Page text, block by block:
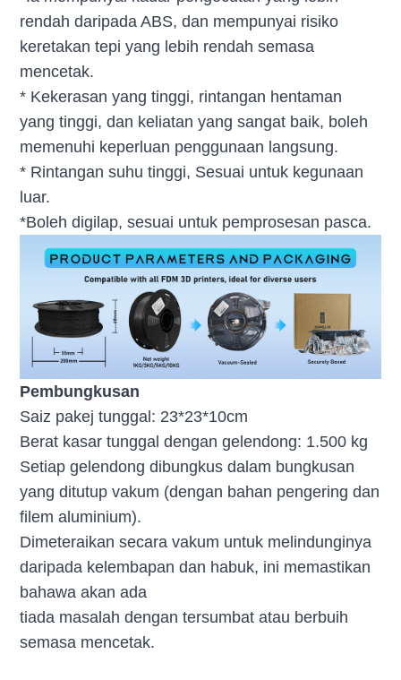
rendah daripada ABS, dan mempunyai risiko
keretakan tepi yang lebih rendah semasa
mencetak.
* Kekerasan yang tinggi, rintangan hentaman
yang tinggi, dan keliatan yang sangat baik, boleh
memenuhi keperluan penggunaan langsung.
* Rintangan suhu tinggi, Sesuai untuk kegunaan
luar.
*Boleh digilap, sesuai untuk pemprosesan pasca.
Pembungkusan
Saiz pakej tunggal: 23*23*10cm
Berat kasar tunggal dengan gelendong: 1.500 kg
Setiap gelendong dibungkus dalam bungkusan
yang ditutup vakum (dengan bahan pengering dan
filem aluminium).
Dimeteraikan secara vakum untuk melindunginya
daripada kelembapan dan habuk, ini memastikan
bahawa akan ada
tiada masalah dengan tersumbat atau berbuih
semasa mencetak.